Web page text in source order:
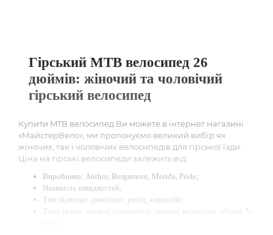
Гірський MTB велосипед 26
дюймів: жіночий та чоловічий
гірський велосипед
Купити MTB велосипед Ви можете в інтернет магазині
«МайстерВело», ми пропонуємо великий вибір як
жіночих, так і чоловічих велосипедів для гірської їзди.
Ціна на гірські велосипеди залежить від:
Виробника: Author, Bergamont, Merida, Pride;
Наявність швидкостей;
Тип підвіски: двопідвіс, ригід, хардтейл;
Типу гальм: дискові гідравлічні, дискові механічні, обідні, V-